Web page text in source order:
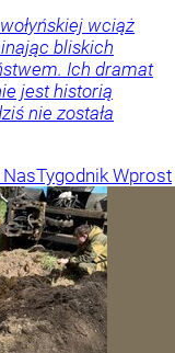
wciąż
bliskich
Ich dramat
jest historią
nie została
Tygodnik Wprost